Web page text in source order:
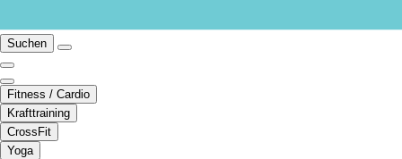
Suchen
Fitness / Cardio
Krafttraining
CrossFit
Yoga